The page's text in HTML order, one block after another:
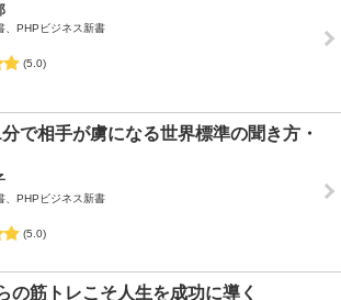
、PHPビジネス新書
(5.0)
で相手が虜になる世界標準の聞き方・
、PHPビジネス新書
(5.0)
の筋トレこそ人生を成功に導く